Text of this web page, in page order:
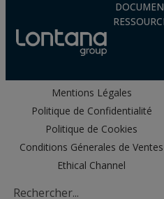
Mentions Légales
Politique de Confidentialité
Politique de Cookies
Conditions Génerales de Ventes
Ethical Channel